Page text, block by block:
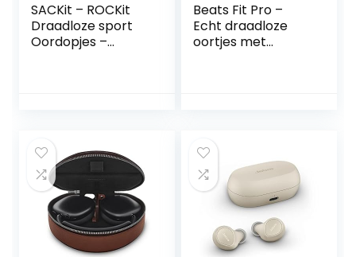
SACKit – ROCKit
Draadloze sport
Oordopjes –
oplaadhouder –
IPX5
Waterafstotend –
28 uur batterijduur
– Pearl
Beats Fit Pro –
Echt draadloze
oortjes met
Apple en Android,
Class 1 Bluetooth®,
ingebouwde
microfoon –
Muntgrijs